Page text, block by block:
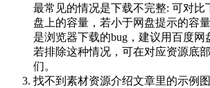
最常见的情况是下载不完整: 可对比
盘上的容量，若小于网盘提示的容
是浏览器下载的bug，建议用百度网
若排除这种情况，可在对应资源底
们。
找不到素材资源介绍文章里的示例